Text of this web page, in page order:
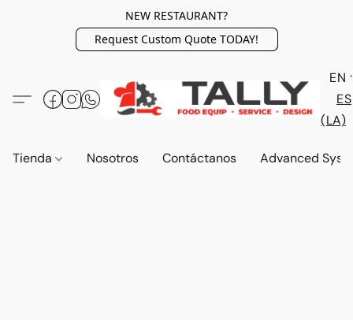
NEW RESTAURANT?
Request Custom Quote TODAY!
EN
ES
(LA)
Tienda Nosotros Contáctanos Advanced